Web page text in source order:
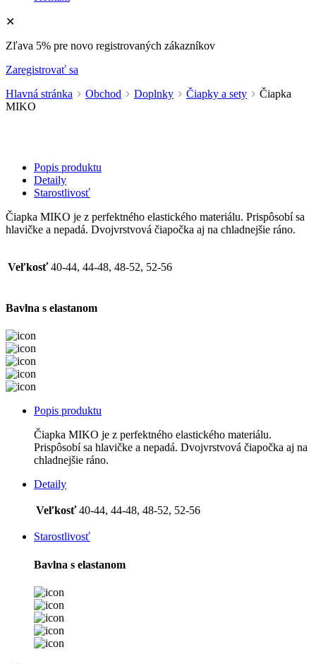
✕
Zľava 5% pre novo registrovaných zákazníkov
Zaregistrovať sa
Hlavná stránka
Obchod Doplnky Čiapky a sety
Čiapka
MIKO
Popis produktu
Detaily
Starostlivosť
Čiapka MIKO je z perfektného elastického materiálu. Prispôsobí sa
hlavičke a nepadá. Dvojvrstvová čiapočka aj na chladnejšie ráno.
Veľkosť 40-44, 44-48, 48-52, 52-56
Bavlna s elastanom
Popis produktu
Čiapka MIKO je z perfektného elastického materiálu.
Prispôsobí sa hlavičke a nepadá. Dvojvrstvová čiapočka aj na
chladnejšie ráno.
Detaily
Veľkosť 40-44, 44-48, 48-52, 52-56
Starostlivosť
Bavlna s elastanom